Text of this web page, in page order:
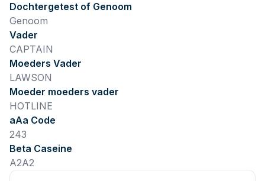
Dochtergetest of Genoom
Genoom
Vader
CAPTAIN
Moeders Vader
LAWSON
Moeder moeders vader
HOTLINE
aAa Code
243
Beta Caseine
A2A2